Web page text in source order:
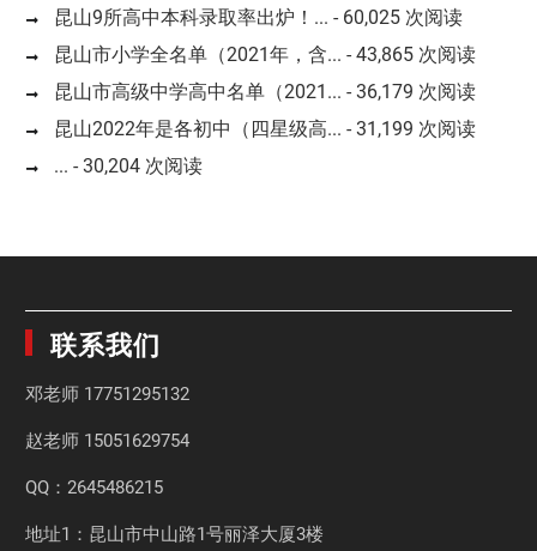
昆山9所高中本科录取率出炉！... - 60,025 次阅读
昆山市小学全名单（2021年，含... - 43,865 次阅读
昆山市高级中学高中名单（2021... - 36,179 次阅读
昆山2022年是各初中（四星级高... - 31,199 次阅读
... - 30,204 次阅读
联系我们
邓老师 17751295132
赵老师 15051629754
QQ：2645486215
地址1：昆山市中山路1号丽泽大厦3楼